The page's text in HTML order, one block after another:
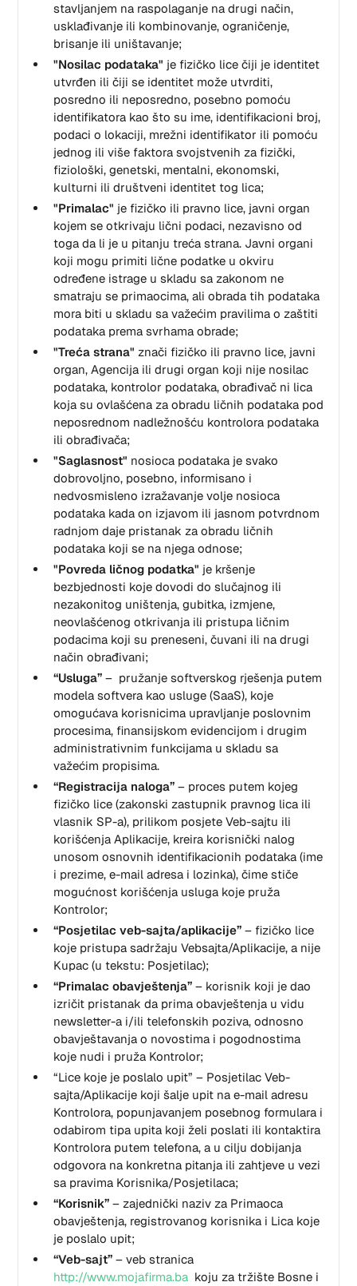
stavljanjem na raspolaganje na drugi način,
usklađivanje ili kombinovanje, ograničenje,
brisanje ili uništavanje;
"Nosilac podataka" je fizičko lice čiji je identitet
utvrđen ili čiji se identitet može utvrditi,
posredno ili neposredno, posebno pomoću
identifikatora kao što su ime, identifikacioni broj,
podaci o lokaciji, mrežni identifikator ili pomoću
jednog ili više faktora svojstvenih za fizički,
fiziološki, genetski, mentalni, ekonomski,
kulturni ili društveni identitet tog lica;
"Primalac" je fizičko ili pravno lice, javni organ
kojem se otkrivaju lični podaci, nezavisno od
toga da li je u pitanju treća strana. Javni organi
koji mogu primiti lične podatke u okviru
određene istrage u skladu sa zakonom ne
smatraju se primaocima, ali obrada tih podataka
mora biti u skladu sa važećim pravilima o zaštiti
podataka prema svrhama obrade;
"Treća strana"znači fizičko ili pravno lice, javni
organ, Agencija ili drugi organ koji nije nosilac
podataka, kontrolor podataka, obrađivač ni lica
koja su ovlašćena za obradu ličnih podataka pod
neposrednom nadležnošću kontrolora podataka
ili obrađivača;
"Saglasnost" nosioca podataka je svako
dobrovoljno, posebno, informisano i
nedvosmisleno izražavanje volje nosioca
podataka kada on izjavom ili jasnom potvrdnom
radnjom daje pristanak za obradu ličnih
podataka koji se na njega odnose;
"Povreda ličnog podatka" je kršenje
bezbjednosti koje dovodi do slučajnog ili
nezakonitog uništenja, gubitka, izmjene,
neovlašćenog otkrivanja ili pristupa ličnim
podacima koji su preneseni, čuvani ili na drugi
način obrađivani;
“Usluga” – pružanje softverskog rješenja putem
modela softvera kao usluge (SaaS), koje
omogućava korisnicima upravljanje poslovnim
procesima, finansijskom evidencijom i drugim
administrativnim funkcijama u skladu sa
važećim propisima.
“Registracija naloga”– proces putem kojeg
fizičko lice (zakonski zastupnik pravnog lica ili
vlasnik SP-a), prilikom posjete Veb-sajtu ili
korišćenja Aplikacije, kreira korisnički nalog
unosom osnovnih identifikacionih podataka (ime
i prezime, e-mail adresa i lozinka), čime stiče
mogućnost korišćenja usluga koje pruža
Kontrolor;
“Posjetilac veb-sajta/aplikacije” – fizičko lice
koje pristupa sadržaju Vebsajta/Aplikacije, a nije
Kupac (u tekstu: Posjetilac);
“Primalac obavještenja”– korisnik koji je dao
izričit pristanak da prima obavještenja u vidu
newsletter-a i/ili telefonskih poziva, odnosno
obavještavanja o novostima i pogodnostima
koje nudi i pruža Kontrolor;
“Lice koje je poslalo upit” – Posjetilac Veb-
sajta/Aplikacije koji šalje upit na e-mail adresu
Kontrolora, popunjavanjem posebnog formulara i
odabirom tipa upita koji želi poslati ili kontaktira
Kontrolora putem telefona, a u cilju dobijanja
odgovora na konkretna pitanja ili zahtjeve u vezi
sa pravima Korisnika/Posjetilaca;
“Korisnik” – zajednički naziv za Primaoca
obavještenja, registrovanog korisnika i Lica koje
je poslalo upit;
“Veb-sajt” – veb stranica
http://www.mojafirma.ba koju za tržište Bosne i